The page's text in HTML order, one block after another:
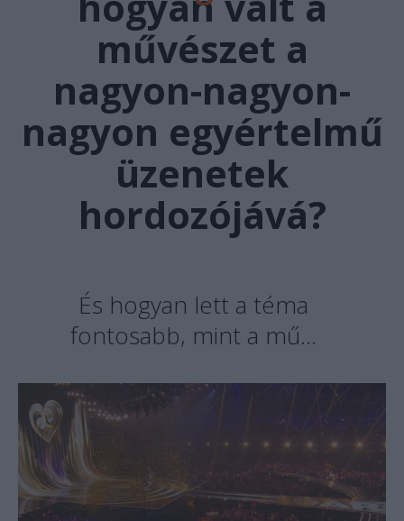
művészet a
nagyon-nagyon-
nagyon egyértelmű
üzenetek
hordozójává?
És hogyan lett a téma
fontosabb, mint a mű…